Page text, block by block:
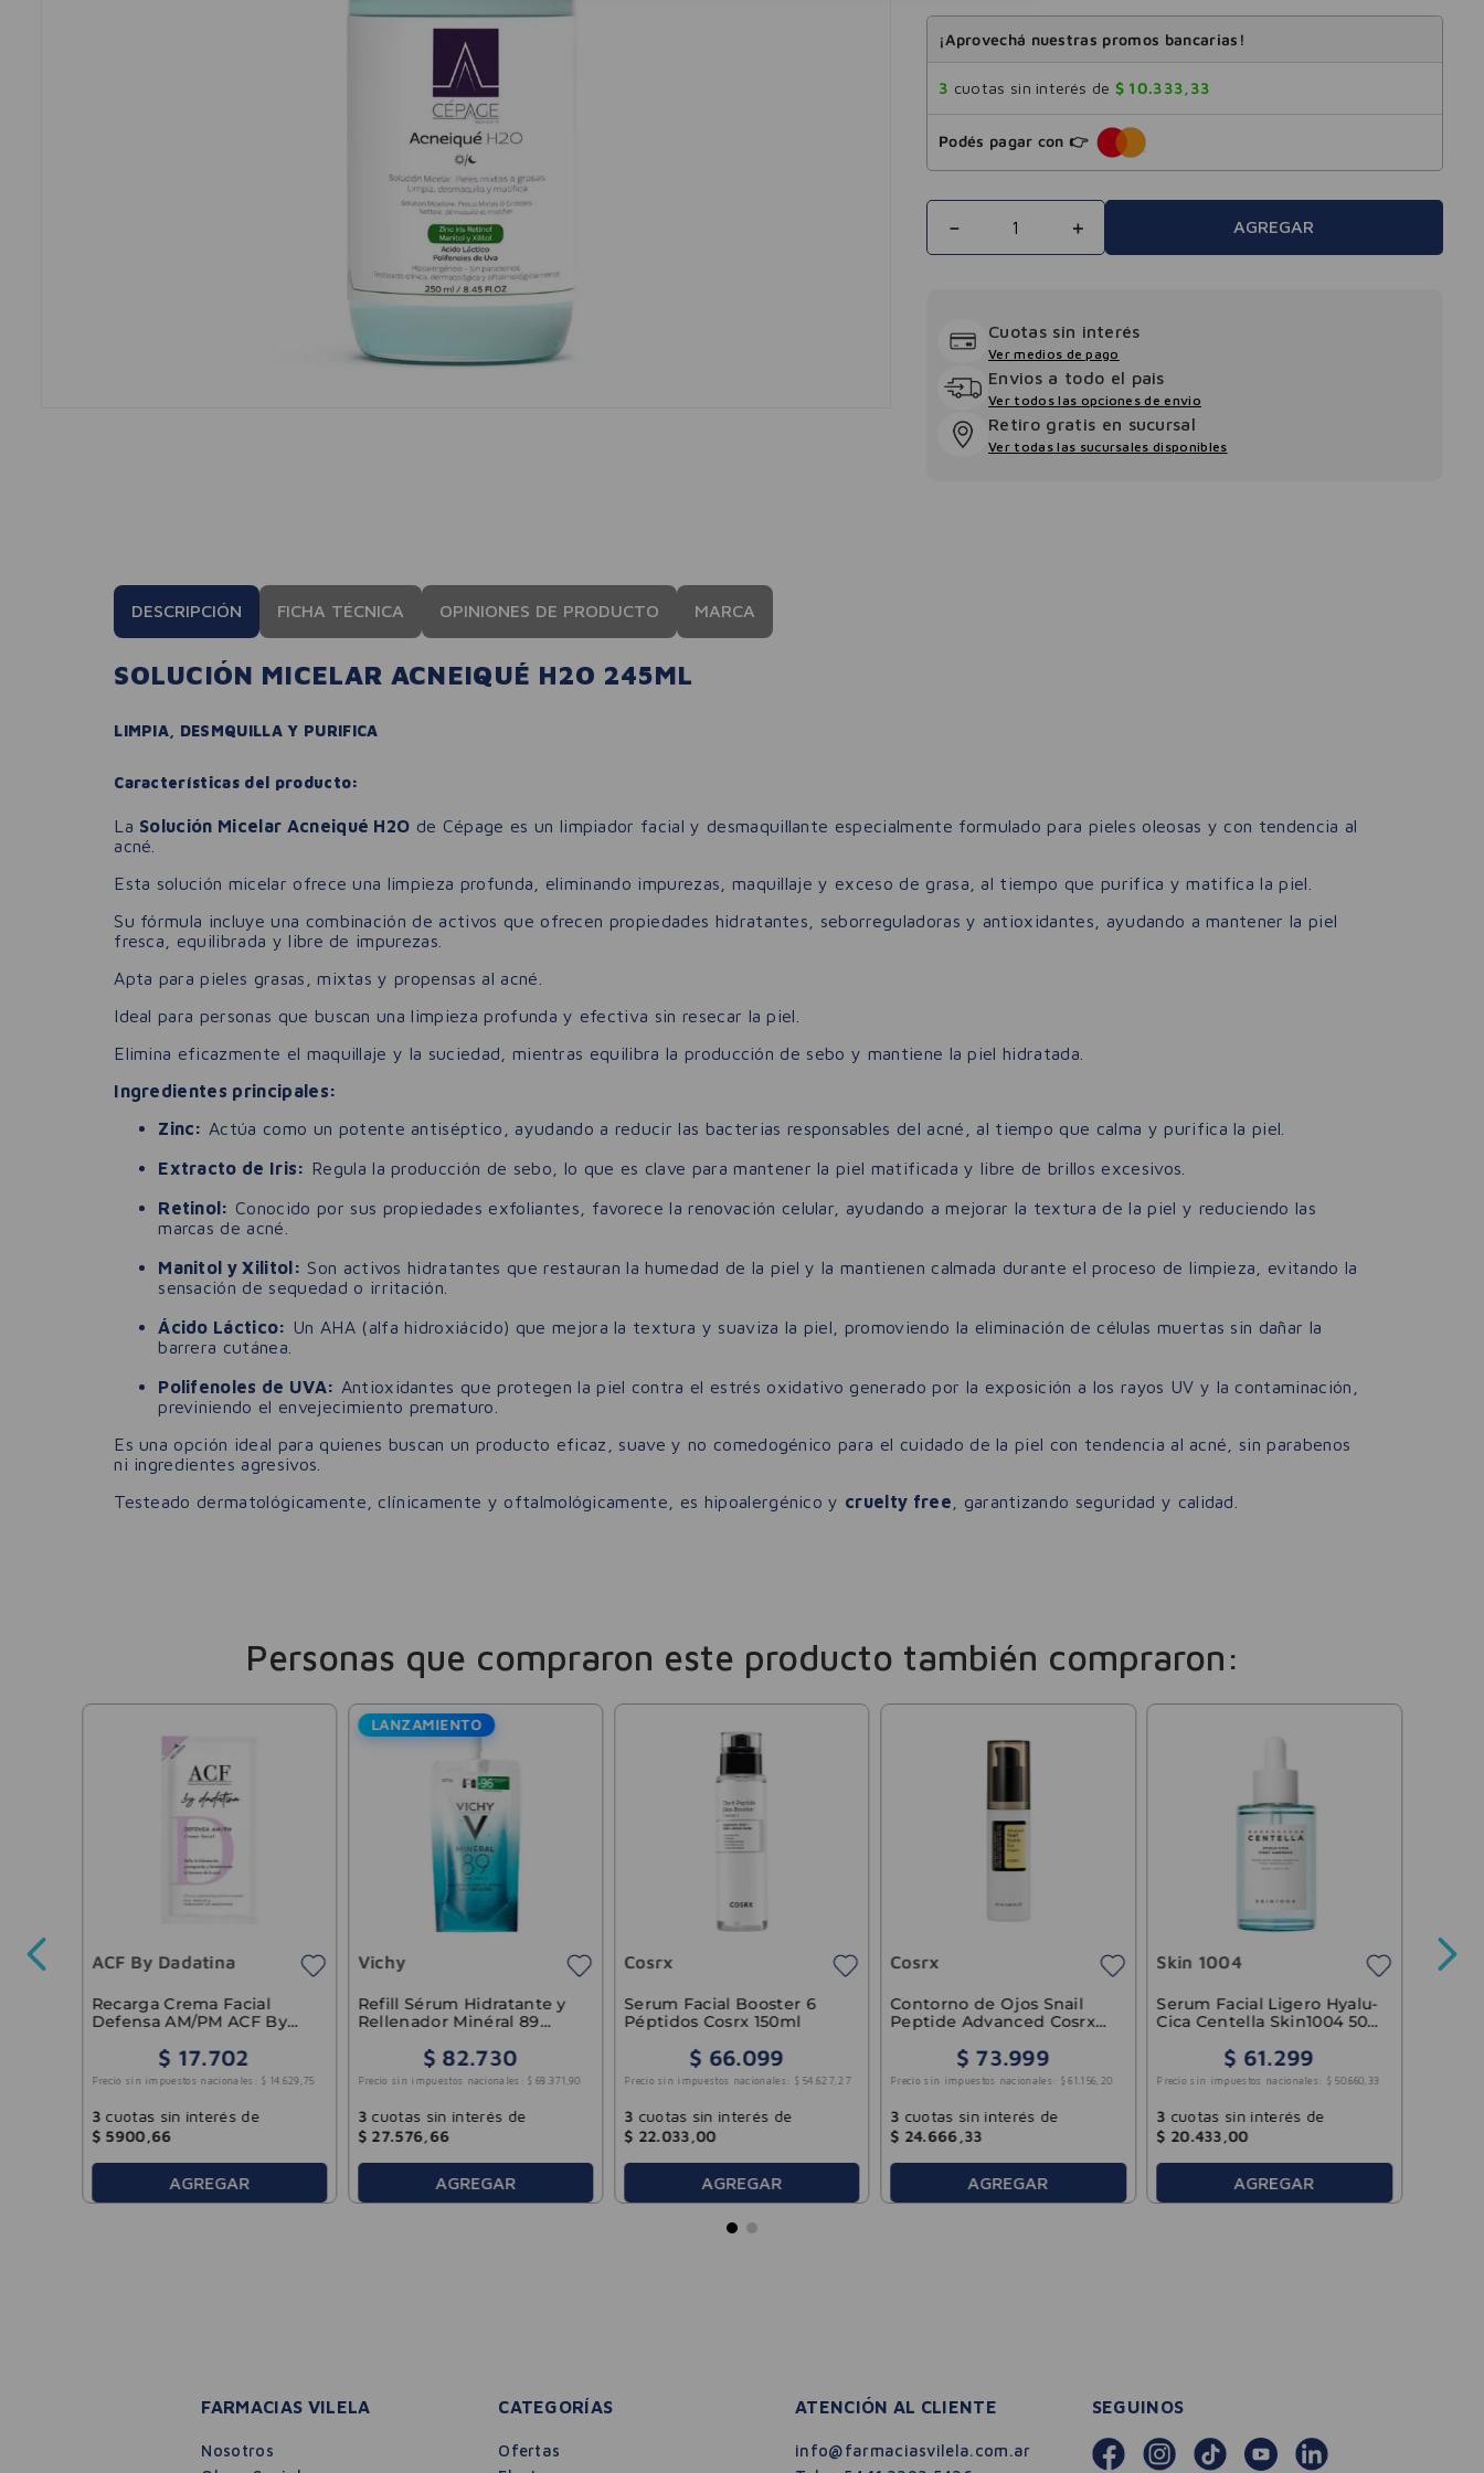
¡Aprovechá nuestras promos bancarias!
3 cuotas sin interés de $ 10.333, 33
Podés pagar con 👉
＋
－ AGREGAR
Cuotas sin interés
Ver medios de pago
Envios a todo el pais
Ver todos las opciones de envio
Retiro gratis en sucursal
Ver todas las sucursales disponibles
DESCRIPCIÓN FICHA TÉCNICA OPINIONES DE PRODUCTO MARCA
SOLUCIÓN MICELAR ACNEIQUÉ H2O 245ML
LIMPIA, DESMQUILLA Y PURIFICA
Características del producto:
La Solución Micelar Acneiqué H2O de Cépage es un limpiador facial y desmaquillante especialmente formulado para pieles oleosas y con tendencia al
acné.
Esta solución micelar ofrece una limpieza profunda, eliminando impurezas, maquillaje y exceso de grasa, al tiempo que purifica y matifica la piel.
Su fórmula incluye una combinación de activos que ofrecen propiedades hidratantes, seborreguladoras y antioxidantes, ayudando a mantener la piel
fresca, equilibrada y libre de impurezas.
Apta para pieles grasas, mixtas y propensas al acné.
Ideal para personas que buscan una limpieza profunda y efectiva sin resecar la piel.
Elimina eficazmente el maquillaje y la suciedad, mientras equilibra la producción de sebo y mantiene la piel hidratada.
Ingredientes principales:
Zinc: Actúa como un potente antiséptico, ayudando a reducir las bacterias responsables del acné, al tiempo que calma y purifica la piel.
Extracto de Iris: Regula la producción de sebo, lo que es clave para mantener la piel matificada y libre de brillos excesivos.
Retinol: Conocido por sus propiedades exfoliantes, favorece la renovación celular, ayudando a mejorar la textura de la piel y reduciendo las
marcas de acné.
Manitol y Xilitol: Son activos hidratantes que restauran la humedad de la piel y la mantienen calmada durante el proceso de limpieza, evitando la
sensación de sequedad o irritación.
Ácido Láctico: Un AHA (alfa hidroxiácido) que mejora la textura y suaviza la piel, promoviendo la eliminación de células muertas sin dañar la
barrera cutánea.
Polifenoles de UVA: Antioxidantes que protegen la piel contra el estrés oxidativo generado por la exposición a los rayos UV y la contaminación,
previniendo el envejecimiento prematuro.
Es una opción ideal para quienes buscan un producto eficaz, suave y no comedogénico para el cuidado de la piel con tendencia al acné, sin parabenos
ni ingredientes agresivos.
Testeado dermatológicamente, clínicamente y oftalmológicamente, es hipoalergénico y cruelty free , garantizando seguridad y calidad.
Personas que compraron este producto también compraron:
ACF By Dadatina
Recarga Crema Facial
Defensa AM/PM ACF By
$ 17.702
Precio sin impuestos nacionales: $ 14 .629 , 75
3 cuotas sin interés de
$ 5900,66
AGREGAR
LANZAMIENTO
Vichy
Refill Sérum Hidratante y
Rellenador Minéral 89
$ 82.730
Precio sin impuestos nacionales: $ 68 .371 ,90
3 cuotas sin interés de
$ 27.576 66
AGREGAR
Cosrx
Serum Facial Booster 6
Péptidos Cosrx 150ml
$ 66.099
Precio sin impuestos nacionales: $ 54 .627, 27
3 cuotas sin interés de
$ 22.033 ,00
AGREGAR
Cosrx
Contorno de Ojos Snail
Peptide Advanced Cosrx
$ 73.999
Precio sin impuestos nacionales: $ 61 .156, 20
3 cuotas sin interés de
$ 24.666 33
AGREGAR
Skin 1004
Serum Facial Ligero Hyalu-
Cica Centella Skin1004 50
$ 61.299
Precio sin impuestos nacionales: $ 50 .660 , 33
3 cuotas sin interés de
$ 20.433 ,00
AGREGAR
19
FARMACIAS VILELA
Nosotros
CATEGORÍAS
Ofertas
ATENCIÓN AL CLIENTE
info@farmaciasvilela.com.ar
SEGUINOS